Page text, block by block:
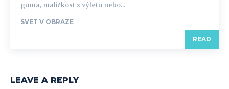
guma, maličkost z výletu nebo...
SVET V OBRAZE
READ
LEAVE A REPLY